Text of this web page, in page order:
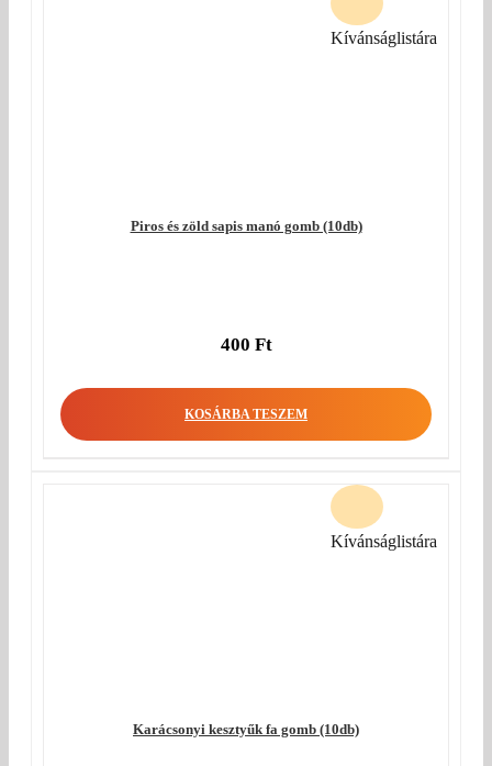
Piros és zöld sapis manó gomb (10db)
400 Ft
KOSÁRBA TESZEM
Kívánságlistára
Karácsonyi kesztyűk fa gomb (10db)
Kívánságlistára